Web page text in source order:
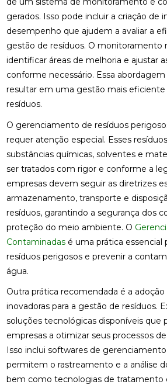
gerados. Isso pode incluir a criação de
desempenho que ajudem a avaliar a
gestão de resíduos. O monitoramento
identificar áreas de melhoria e ajustar
conforme necessário. Essa
resultar em uma gestão mais
resíduos.
O gerenciamento de resíduos
requer atenção especial. Esses
substâncias químicas, solventes e
ser tratados com rigor e conforme a
empresas devem seguir as diretrizes
armazenamento, transporte e
resíduos, garantindo a segurança dos
proteção do meio ambiente. O
Contaminadasé uma prática essencial
resíduos perigosos e prevenir a
água.
Outra prática recomendada é a
inovadoras para a gestão de resíduos.
soluções tecnológicas disponíveis que
empresas a otimizar seus processos
Isso inclui softwares de
permitem o rastreamento e a análise
bem como tecnologias de tratamento